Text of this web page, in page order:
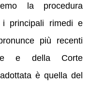
la procedura
i principali rimedi e
più recenti
e della Corte
è quella del